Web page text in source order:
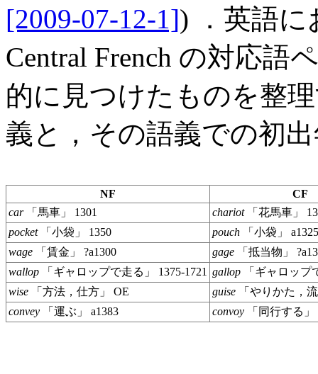
[2009-07-12-1]) ．英語に
Central French の対応語
的に見つけたものを整
義と，その語義での初
NF
CF
car「馬車」 1301 chariot「花馬車」
pocket「小袋」 1350 pouch 「小袋」 a1325
wage 「賃金」 ?a1300 gage 「抵当物」
wallop 「ギャロップで走る」 1375-1721 gallop 「ギャロップ
wise 「方法，仕方」 OE guise 「やりかた，
convey 「運ぶ」 a1383 convoy 「同行する」